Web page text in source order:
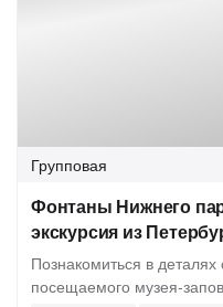
Групповая
Фонтаны Нижнего
экскурсия из
Познакомиться в
посещаемого музея-